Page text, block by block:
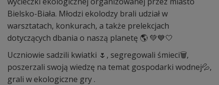
Bielsko-Biała. Młodzi ekolodzy brali udział w
warsztatach, konkurach, a także prelekcjach
dotyczących dbania o naszą planetę 🌎 💚💙🤍
Uczniowie sadzili kwiatki 🌷, segregowali śmieci🗑️,
poszerzali swoją wiedzę na temat gospodarki wodnej💦,
grali w ekologiczne gry .